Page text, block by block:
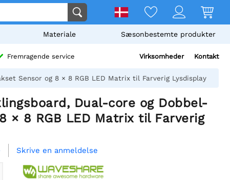
Materiale Sæsonbestemte produkter
Fremragende service Virksomheder Kontakt
Sensor og 8 × 8 RGB LED Matrix til Farverig Lysdisplay
Dual-core og Dobbel-
× 8 RGB LED Matrix til Farverig
Skrive en anmeldelse